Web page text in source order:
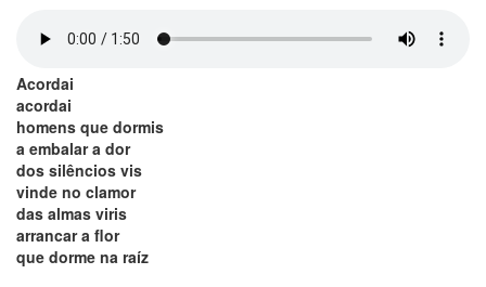
Acordai
acordai
homens que dormis
a embalar a dor
dos silêncios vis
vinde no clamor
das almas viris
arrancar a flor
que dorme na raíz